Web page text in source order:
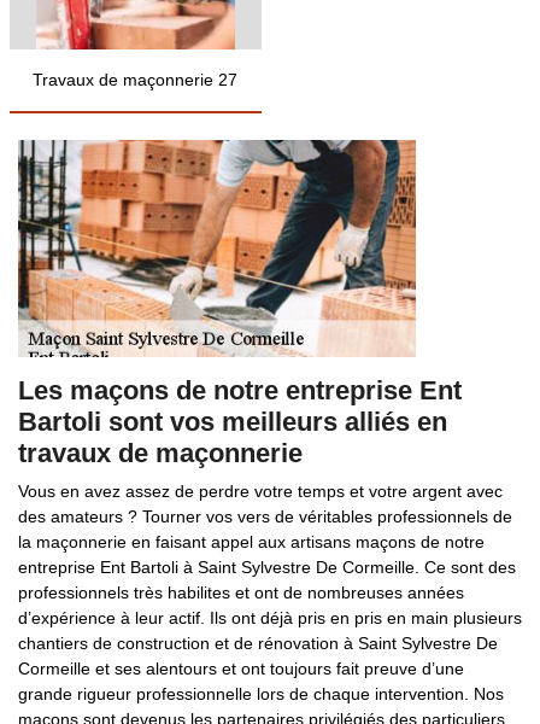
Travaux de maçonnerie 27
Les maçons de notre entreprise Ent
Bartoli sont vos meilleurs alliés en
travaux de maçonnerie
Vous en avez assez de perdre votre temps et votre argent avec
des amateurs ? Tourner vos vers de véritables professionnels de
la maçonnerie en faisant appel aux artisans maçons de notre
entreprise Ent Bartoli à Saint Sylvestre De Cormeille. Ce sont des
professionnels très habilites et ont de nombreuses années
d’expérience à leur actif. Ils ont déjà pris en pris en main plusieurs
chantiers de construction et de rénovation à Saint Sylvestre De
Cormeille et ses alentours et ont toujours fait preuve d’une
grande rigueur professionnelle lors de chaque intervention. Nos
maçons sont devenus les partenaires privilégiés des particuliers